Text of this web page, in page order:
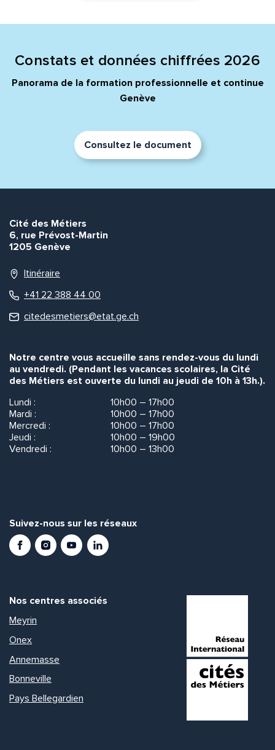
Constats et données chiffrées 2026
Panorama de la formation professionnelle et continue
Genève
Consultez le document
Cité des Métiers
6, rue Prévost-Martin
1205 Genève
Itinéraire
+41 22 388 44 00
citedesmetiers@etat.ge.ch
Notre centre vous accueille sans rendez-vous du lundi
au vendredi. (Pendant les vacances scolaires, la Cité
des Métiers est ouverte du lundi au jeudi de 10h à 13h.).
Lundi :
10h00 – 17h00
Mardi :
10h00 – 17h00
Mercredi :
10h00 – 17h00
Jeudi :
10h00 – 19h00
Vendredi :
10h00 – 13h00
Suivez-nous sur les réseaux
FacebookInstagramYoutubeLinkedIn
Nos centres associés
Meyrin
Onex
Annemasse
Bonneville
Pays Bellegardien